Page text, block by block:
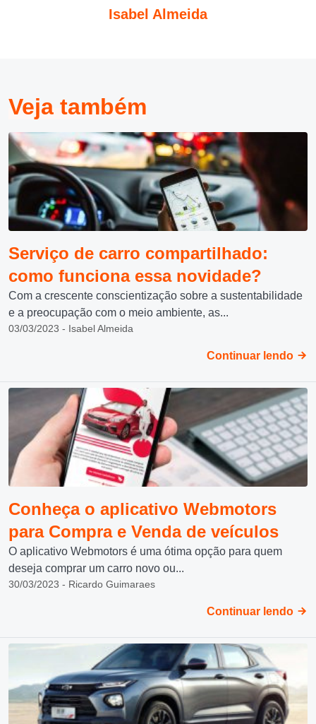
Isabel Almeida
Veja também
Serviço de carro compartilhado:
como funciona essa novidade?
Com a crescente conscientização sobre a sustentabilidade
e a preocupação com o meio ambiente, as...
03/03/2023 - Isabel Almeida
Continuar lendo
Conheça o aplicativo Webmotors
para Compra e Venda de veículos
O aplicativo Webmotors é uma ótima opção para quem
deseja comprar um carro novo ou...
30/03/2023 - Ricardo Guimaraes
Continuar lendo